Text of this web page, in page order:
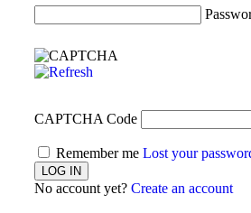
CAPTCHA Code
Remember me Lost your
No account yet? Create an account